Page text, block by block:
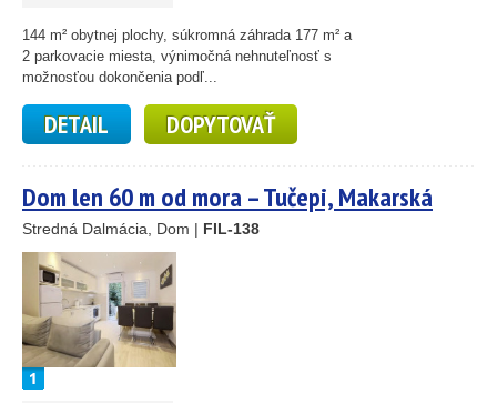
144 m² obytnej plochy, súkromná záhrada 177 m² a
2 parkovacie miesta, výnimočná nehnuteľnosť s
možnosťou dokončenia podľ...
DETAIL DOPYTOVAŤ
Dom len 60 m od mora – Tučepi, Makarská
riviéra
Stredná Dalmácia, Dom | FIL-138